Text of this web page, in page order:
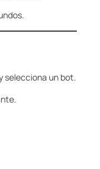
selecciona un bot.